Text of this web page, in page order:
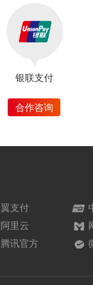
银联支付
合作咨询
翼支付
阿里云
腾讯官方